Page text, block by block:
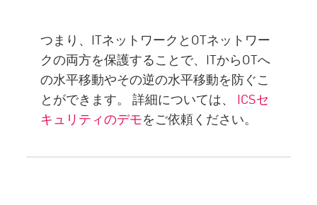
つまり、ITネットワークとOTネットワー
クの両方を保護することで、ITからOTへ
の水平移動やその逆の水平移動を防ぐこ
とができます。 詳細については、 ICSセ
キュリティのデモをご依頼ください。